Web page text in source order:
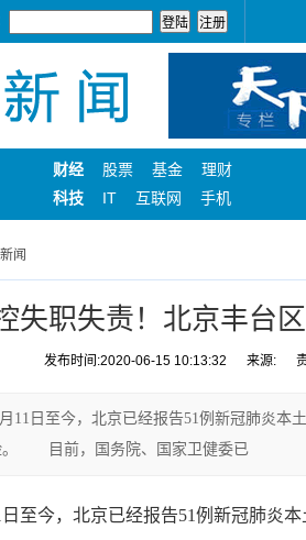
财经 股票 基金
理财
科技
IT 互联网 手机
闻
失职失责！北京丰台
发布时间:2020-06-15 10:13:32 来源:
11日至今，北京已经报告51例新冠肺炎本
。 目前，国务院、国家卫健委已
至今，北京已经报告51例新冠肺炎